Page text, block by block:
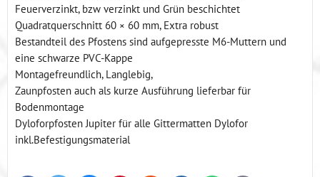
Feuerverzinkt, bzw verzinkt und Grün beschichtet
Quadratquerschnitt 60 × 60 mm, Extra robust
Bestandteil des Pfostens sind aufgepresste M6-Muttern und
eine schwarze PVC-Kappe
Montagefreundlich, Langlebig,
Zaunpfosten auch als kurze Ausführung lieferbar für
Bodenmontage
Dyloforpfosten Jupiter für alle Gittermatten Dylofor
inkl.Befestigungsmaterial